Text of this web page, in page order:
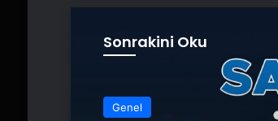
Sonrakini Oku
Genel